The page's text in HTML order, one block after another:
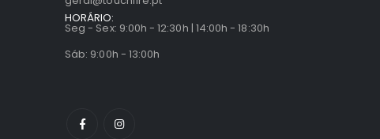
HORÁRIO:
Seg - Sex: 9:00h - 12:30h | 14:00h - 18:30h
Sáb: 9:00h - 13:00h